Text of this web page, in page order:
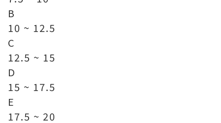
B
10 ~ 12.5
C
12.5 ~ 15
D
15 ~ 17.5
E
17.5 ~ 20